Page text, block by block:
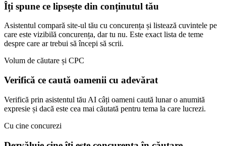
Îți spune ce lipsește din conținutul tău
Asistentul compară site-ul tău cu concurența și listează cuvintele pe
care este vizibilă concurența, dar tu nu. Este exact lista de teme
despre care ar trebui să începi să scrii.
Volum de căutare și CPC
Verifică ce caută oamenii cu adevărat
Verifică prin asistentul tău AI câți oameni caută lunar o anumită
expresie și dacă este cea mai căutată pentru tema la care lucrezi.
Cu cine concurezi